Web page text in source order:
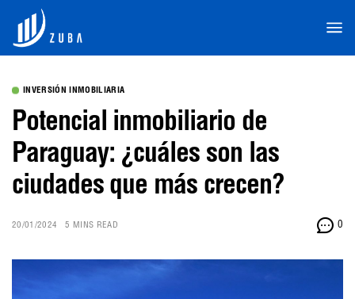
INVERSIÓN INMOBILIARIA
Potencial inmobiliario de
Paraguay: ¿cuáles son las
ciudades que más crecen?
20/01/2024 5 MINS READ 0